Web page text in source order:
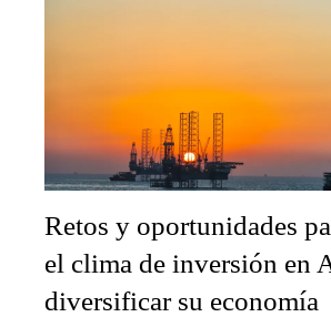
Retos y oportunidades
el clima de inversión en
diversificar su economía